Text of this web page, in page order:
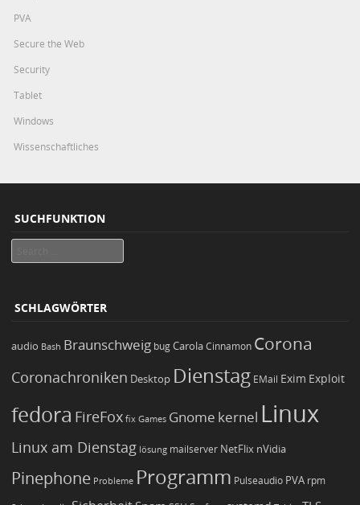
PVA
Secure the Web
Security
Tablet
Windows
Wissenschaftliches
SUCHFUNKTION
SCHLAGWÖRTER
audio Bash Braunschweig bugCarola Cinnamon Corona
Coronachroniken Desktop Dienstag EMail Exim Exploit
fedora FireFox fix Games Gnome kernel Linux
Linux am Dienstag lösung mailserver NetFlix nVidia
Pinephone Probleme Programm Pulseaudio PVA rpm